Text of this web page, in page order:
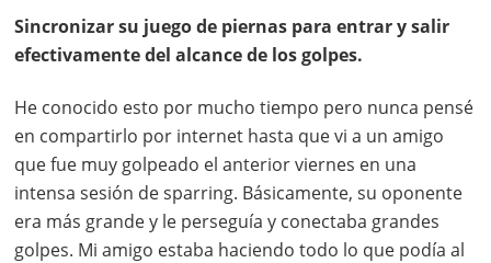
Sincronizar su juego de piernas para entrar y salir
efectivamente del alcance de los golpes.
He conocido esto por mucho tiempo pero nunca pensé
en compartirlo por internet hasta que vi a un amigo
que fue muy golpeado el anterior viernes en una
intensa sesión de sparring. Básicamente, su oponente
era más grande y le perseguía y conectaba grandes
golpes. Mi amigo estaba haciendo todo lo que podía al